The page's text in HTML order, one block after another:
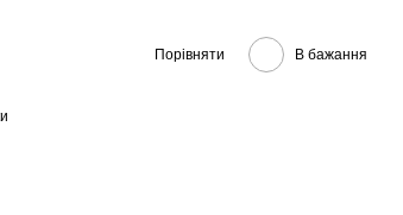
Порівняти В бажання